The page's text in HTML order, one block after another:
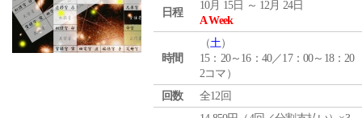
日程
10月 15日 ～ 12月 24日
A Week
時間
（土）
15：20～16：40／17：00～18：20
2コマ）
回数
全12回